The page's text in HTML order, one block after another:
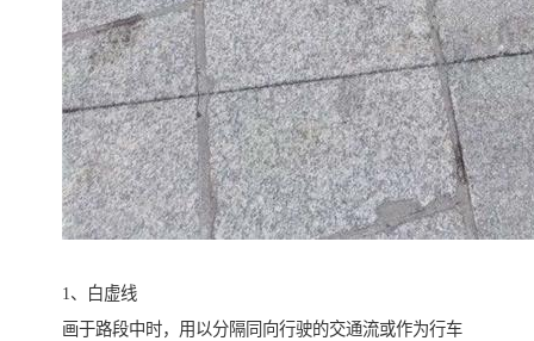
1、白虚线
画于路段中时，用以分隔同向行驶的交通流或作为行车